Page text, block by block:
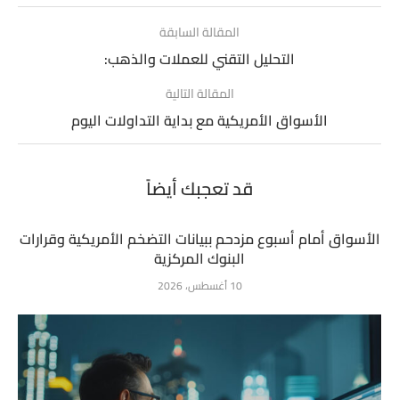
المقالة السابقة
التحليل التقني للعملات والذهب:
المقالة التالية
الأسواق الأمريكية مع بداية التداولات اليوم
قد تعجبك أيضاً
الأسواق أمام أسبوع مزدحم ببيانات التضخم الأمريكية وقرارات
البنوك المركزية
10 أغسطس، 2026